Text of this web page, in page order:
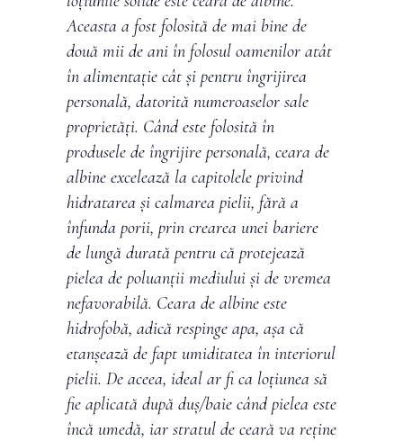
Aceasta a fost folosită de mai bine de
două mii de ani în folosul oamenilor atât
în alimentație cât și pentru îngrijirea
personală, datorită numeroaselor sale
proprietăți. Când este folosită în
produsele de îngrijire personală, ceara de
albine excelează la capitolele privind
hidratarea și calmarea pielii, fără a
înfunda porii, prin crearea unei bariere
de lungă durată pentru că protejează
pielea de poluanții mediului și de vremea
nefavorabilă. Ceara de albine este
hidrofobă, adică respinge apa, așa că
etanșează de fapt umiditatea în interiorul
pielii. De aceea, ideal ar fi ca loțiunea să
fie aplicată după duș/baie când pielea este
încă umedă, iar stratul de ceară va reține